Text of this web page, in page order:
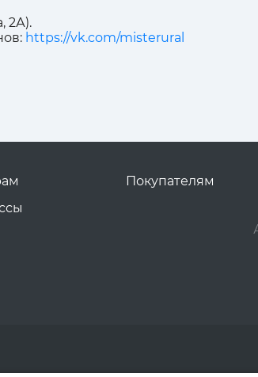
2А).
https://vk.com/misterural
Покупателям